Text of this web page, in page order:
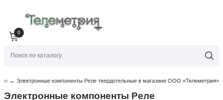
0
→ Электронные компоненты Реле твердотельные в магазине ООО «Телеметрия»
Электронные компоненты Реле